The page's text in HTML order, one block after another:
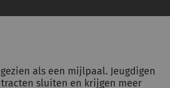
als een mijlpaal. Jeugdigen
sluiten en krijgen meer